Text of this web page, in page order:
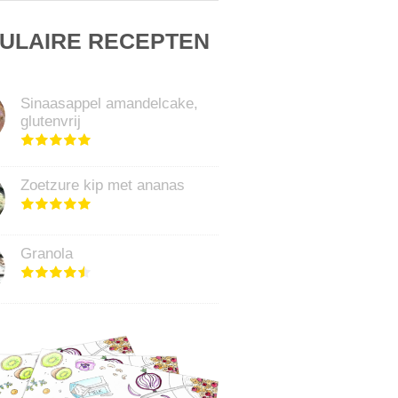
RECEPTEN
Sinaasappel amandelcake,
glutenvrij
Zoetzure kip met ananas
Granola